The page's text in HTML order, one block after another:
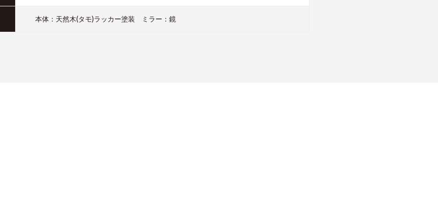
本体：天然木(タモ)ラッカー塗装 ミラー：鏡